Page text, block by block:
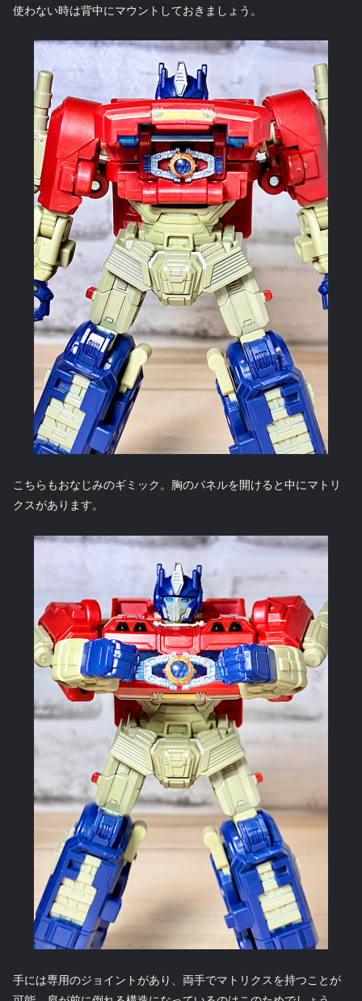
使わない時は背中にマウントしておきましょう。
こちらもおなじみのギミック。胸のパネルを開けると中にマトリ
クスがあります。
手には専用のジョイントがあり、両手でマトリクスを持つことが